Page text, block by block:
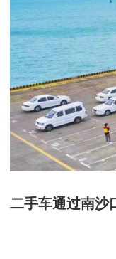
二手车通过南沙